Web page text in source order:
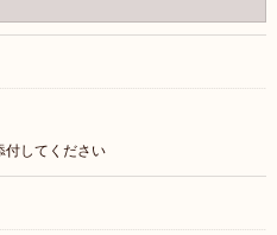
用停止の手続について＞
示･訂正･削除・利用停止の手
応させて頂きます。
停止の具体的手続きにつきま
。